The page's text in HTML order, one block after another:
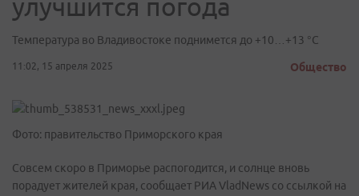
улучшится погода
Температура во Владивостоке поднимется до +10…+13 °С
11:02, 15 апреля 2025 Общество
Фото: правительство Приморского края
Совсем скоро в Приморье распогодится, и солнце вновь
порадует жителей края, сообщает РИА VladNews со ссылкой на